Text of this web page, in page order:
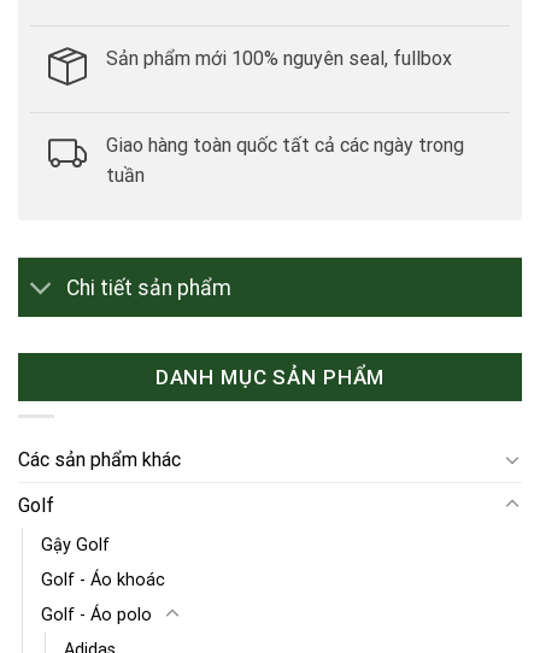
Sản phẩm mới 100% nguyên seal, fullbox
Giao hàng toàn quốc tất cả các ngày trong
tuần
Chi tiết sản phẩm
DANH MỤC SẢN PHẨM
Các sản phẩm khác
Golf
Gậy Golf
Golf - Áo khoác
Golf - Áo polo